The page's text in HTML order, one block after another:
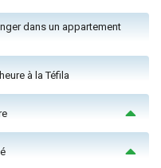
dans un appartement
à la Téfila